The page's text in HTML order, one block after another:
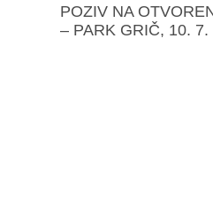
POZIV NA
– PARK GRIČ, 10.